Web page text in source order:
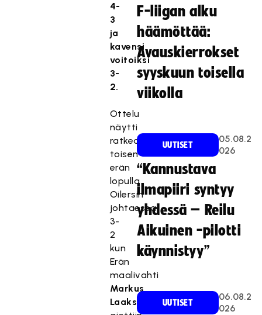
4-
3
ja
kavensi
voitoiksi
3-
2.
Ottelu
näytti
ratkeavan
toisen
erän
lopulla
Oilersin
johtaessa
3-
2
kun
Erän
maalivahti
Markus
Laakso
F-liigan alku
häämöttää:
Avauskierrokset
syyskuun toisella
viikolla
UUTISET
05.08.2
026
“Kannustava
ilmapiiri syntyy
yhdessä – Reilu
Aikuinen -pilotti
käynnistyy”
UUTISET
06.08.2
026